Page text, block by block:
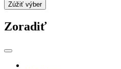
Zúžiť výber
Zoradiť